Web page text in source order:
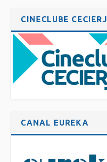
CINECLUBE CECIERJ
CANAL EUREKA